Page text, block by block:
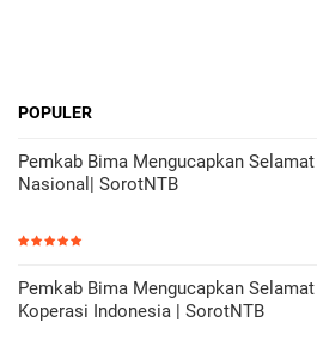
POPULER
Pemkab Bima Mengucapkan
Nasional| SorotNTB
Pemkab Bima Mengucapkan
Koperasi Indonesia | SorotNTB